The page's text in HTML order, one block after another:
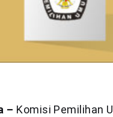
– Komisi Pemilihan